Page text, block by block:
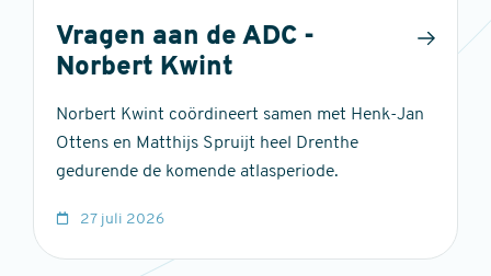
Vragen aan de ADC -
Norbert Kwint
Norbert Kwint coördineert samen met Henk-Jan
Ottens en Matthijs Spruijt heel Drenthe
gedurende de komende atlasperiode.
27 juli 2026